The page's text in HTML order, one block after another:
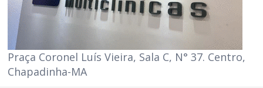
Praça Coronel Luís Vieira, Sala C, N° 37. Centro,
Chapadinha-MA